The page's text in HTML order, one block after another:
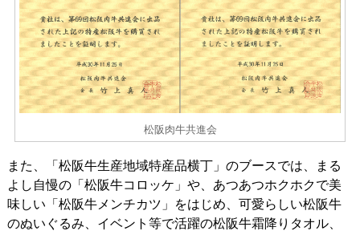
松阪肉牛共進会
また、「松阪牛生産地域特産品横丁」のブースでは、まる
よし自慢の「松阪牛コロッケ」や、あつあつホクホクで美
味しい「松阪牛メンチカツ」をはじめ、可愛らしい松阪牛
のぬいぐるみ、イベント等で活躍の松阪牛霜降りタオル、